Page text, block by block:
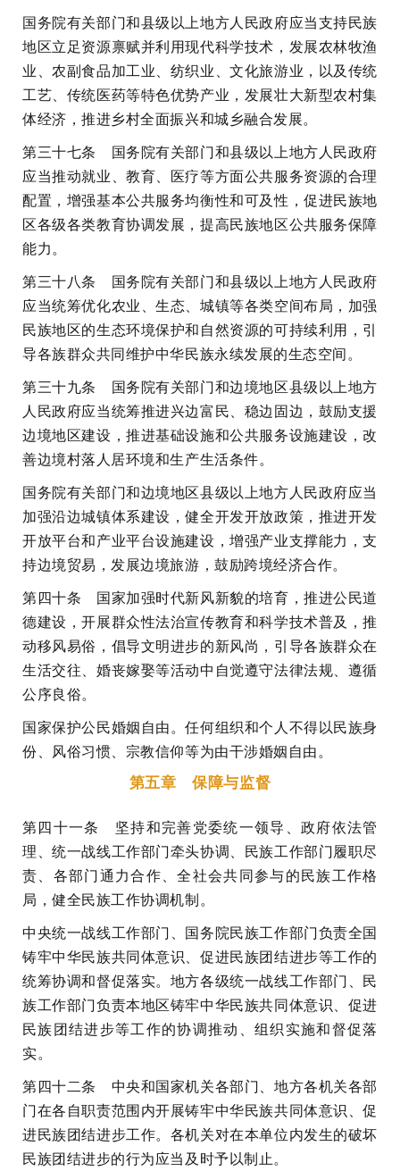
国务院有关部门和县级以上地方人民政府应当支持民族
地区立足资源禀赋并利用现代科学技术，发展农林牧渔
业、农副食品加工业、纺织业、文化旅游业，以及传统
工艺、传统医药等特色优势产业，发展壮大新型农村集
体经济，推进乡村全面振兴和城乡融合发展。
第三十七条 国务院有关部门和县级以上地方人民政府
应当推动就业、教育、医疗等方面公共服务资源的合理
配置，增强基本公共服务均衡性和可及性，促进民族地
区各级各类教育协调发展，提高民族地区公共服务保障
能力。
第三十八条 国务院有关部门和县级以上地方人民政府
应当统筹优化农业、生态、城镇等各类空间布局，加强
民族地区的生态环境保护和自然资源的可持续利用，引
导各族群众共同维护中华民族永续发展的生态空间。
第三十九条 国务院有关部门和边境地区县级以上地方
人民政府应当统筹推进兴边富民、稳边固边，鼓励支援
边境地区建设，推进基础设施和公共服务设施建设，改
善边境村落人居环境和生产生活条件。
国务院有关部门和边境地区县级以上地方人民政府应当
加强沿边城镇体系建设，健全开发开放政策，推进开发
开放平台和产业平台设施建设，增强产业支撑能力，支
持边境贸易，发展边境旅游，鼓励跨境经济合作。
第四十条 国家加强时代新风新貌的培育，推进公民道
德建设，开展群众性法治宣传教育和科学技术普及，推
动移风易俗，倡导文明进步的新风尚，引导各族群众在
生活交往、婚丧嫁娶等活动中自觉遵守法律法规、遵循
公序良俗。
国家保护公民婚姻自由。任何组织和个人不得以民族身
份、风俗习惯、宗教信仰等为由干涉婚姻自由。
第五章 保障与监督
第四十一条 坚持和完善党委统一领导、政府依法管
理、统一战线工作部门牵头协调、民族工作部门履职尽
责、各部门通力合作、全社会共同参与的民族工作格
局，健全民族工作协调机制。
中央统一战线工作部门、国务院民族工作部门负责全国
铸牢中华民族共同体意识、促进民族团结进步等工作的
统筹协调和督促落实。地方各级统一战线工作部门、民
族工作部门负责本地区铸牢中华民族共同体意识、促进
民族团结进步等工作的协调推动、组织实施和督促落
实。
第四十二条 中央和国家机关各部门、地方各机关各部
门在各自职责范围内开展铸牢中华民族共同体意识、促
进民族团结进步工作。各机关对在本单位内发生的破坏
民族团结进步的行为应当及时予以制止。